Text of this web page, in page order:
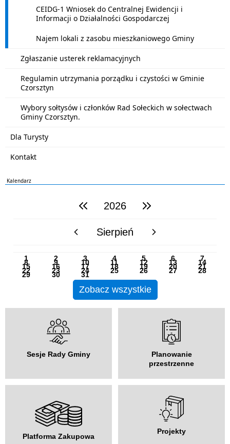
CEIDG-1 Wniosek do Centralnej Ewidencji i
Informacji o Działalności Gospodarczej
Najem lokali z zasobu mieszkaniowego Gminy
Zgłaszanie usterek reklamacyjnych
Regulamin utrzymania porządku i czystości w Gminie
Czorsztyn
Wybory sołtysów i członków Rad Sołeckich w sołectwach
Gminy Czorsztyn.
Dla Turysty
Kontakt
Kalendarz
poprzedni rok2026 następny rok
poprzedni miesiącSierpień następny miesiąc
1 2 3 4 5 6 7
8 9 10 11 12 13 14
15 16 17 18 19 20 21
22 23 24 25 26 27 28
29 30 31
Zobacz wszystkie
Sesje Rady Gminy
Planowanie
przestrzenne
Platforma Zakupowa
Projekty